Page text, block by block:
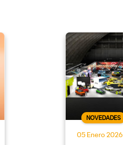
NOVEDADES
05 Enero 2026